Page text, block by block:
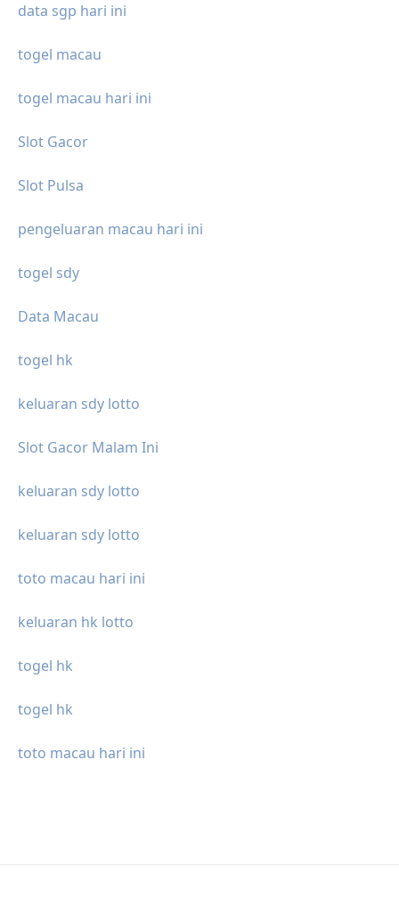
data sgp hari ini
togel macau
togel macau hari ini
Slot Gacor
Slot Pulsa
pengeluaran macau hari ini
togel sdy
Data Macau
togel hk
keluaran sdy lotto
Slot Gacor Malam Ini
keluaran sdy lotto
keluaran sdy lotto
toto macau hari ini
keluaran hk lotto
togel hk
togel hk
toto macau hari ini